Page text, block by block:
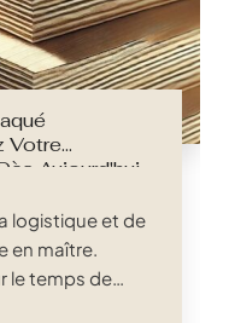
Votre
Aujourd'hui
logistique et de
en maître.
le temps de